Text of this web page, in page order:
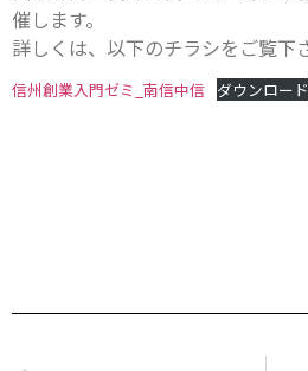
催します。
詳しくは、以下のチラシをご覧下
信州創業入門ゼミ_南信中信 ダウンロード